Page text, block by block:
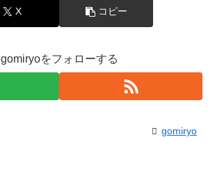
X コピー
gomiryoをフォローする
gomiryo